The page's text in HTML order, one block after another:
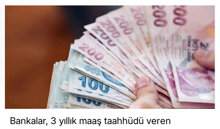
Bankalar, 3 yıllık maaş taahhüdü veren